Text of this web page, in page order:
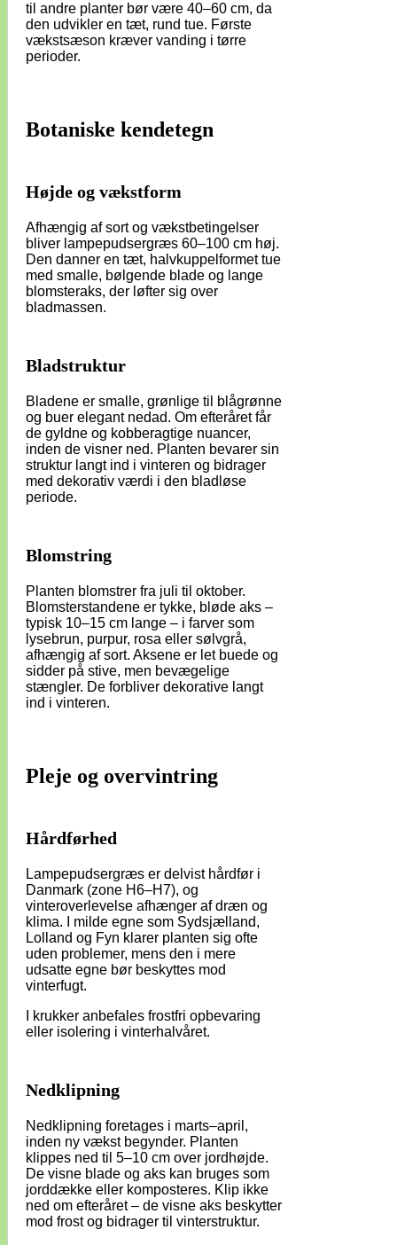
til andre planter bør være 40–60 cm, da
den udvikler en tæt, rund tue. Første
vækstsæson kræver vanding i tørre
perioder.
Botaniske kendetegn
Højde og vækstform
Afhængig af sort og vækstbetingelser
bliver lampepudsergræs 60–100 cm høj.
Den danner en tæt, halvkuppelformet tue
med smalle, bølgende blade og lange
blomsteraks, der løfter sig over
bladmassen.
Bladstruktur
Bladene er smalle, grønlige til blågrønne
og buer elegant nedad. Om efteråret får
de gyldne og kobberagtige nuancer,
inden de visner ned. Planten bevarer sin
struktur langt ind i vinteren og bidrager
med dekorativ værdi i den bladløse
periode.
Blomstring
Planten blomstrer fra juli til oktober.
Blomsterstandene er tykke, bløde aks –
typisk 10–15 cm lange – i farver som
lysebrun, purpur, rosa eller sølvgrå,
afhængig af sort. Aksene er let buede og
sidder på stive, men bevægelige
stængler. De forbliver dekorative langt
ind i vinteren.
Pleje og overvintring
Hårdførhed
Lampepudsergræs er delvist hårdfør i
Danmark (zone H6–H7), og
vinteroverlevelse afhænger af dræn og
klima. I milde egne som Sydsjælland,
Lolland og Fyn klarer planten sig ofte
uden problemer, mens den i mere
udsatte egne bør beskyttes mod
vinterfugt.
I krukker anbefales frostfri opbevaring
eller isolering i vinterhalvåret.
Nedklipning
Nedklipning foretages i marts–april,
inden ny vækst begynder. Planten
klippes ned til 5–10 cm over jordhøjde.
De visne blade og aks kan bruges som
jorddække eller komposteres. Klip ikke
ned om efteråret – de visne aks beskytter
mod frost og bidrager til vinterstruktur.